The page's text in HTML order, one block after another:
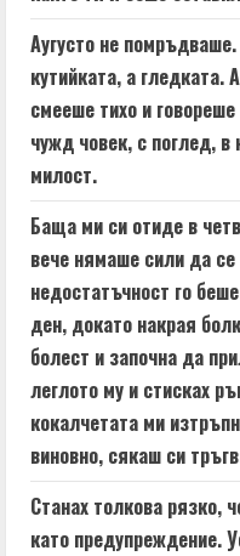
Аугусто не
кутийката, а гледката.
смееше тихо и
чужд човек, с поглед,
милост.
Баща ми си отиде в
вече нямаше сили да
недостатъчност го
ден, докато накрая
болест и започна да
леглото му и стисках
кокалчетата ми
виновно, сякаш си
Станах толкова рязко,
като предупреждение.